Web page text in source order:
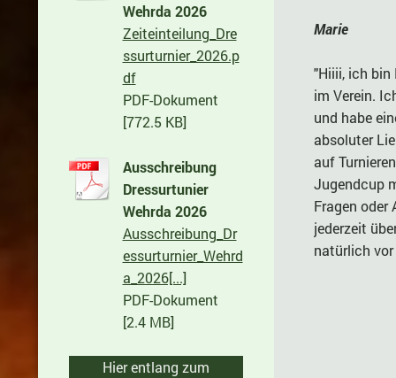
Marie
"Hiiii, ich bin
im Verein.
und habe
absoluter
auf
Jugendcup
Fragen
jederzeit
natürlich
Wehrda 2026
Zeiteinteilung_Dre
ssurturnier_2026.p
df
PDF-Dokument
[772.5 KB]
Ausschreibung
Dressurtunier
Wehrda 2026
Ausschreibung_Dr
essurturnier_Wehrd
a_2026[...]
PDF-Dokument
[2.4 MB]
Hier entlang zum